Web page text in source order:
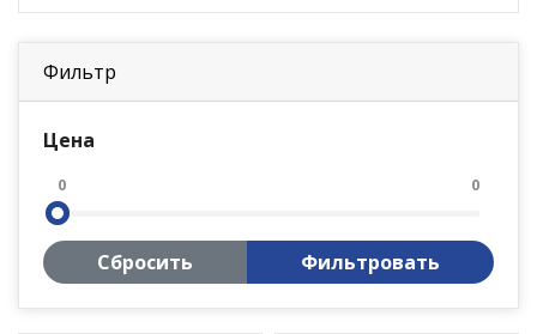
Фильтр
Цена
0 0
Сбросить Фильтровать